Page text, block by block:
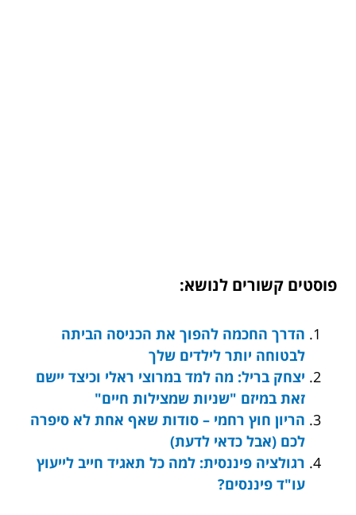
פוסטים קשורים לנושא:
הדרך החכמה להפוך את הכניסה הביתה
לבטוחה יותר לילדים שלך
יצחק בריל: מה למד במרוצי ראלי וכיצד יישם
זאת במיזם "שניות שמצילות חיים"
הריון חוץ רחמי – סודות שאף אחת לא סיפרה
לכם (אבל כדאי לדעת)
רגולציה פיננסית: למה כל תאגיד חייב לייעוץ
עו"ד פיננסים?